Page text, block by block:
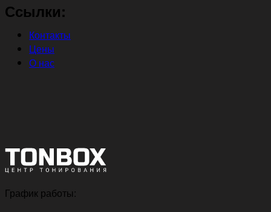
Ссылки:
Контакты
Цены
О нас
График работы: